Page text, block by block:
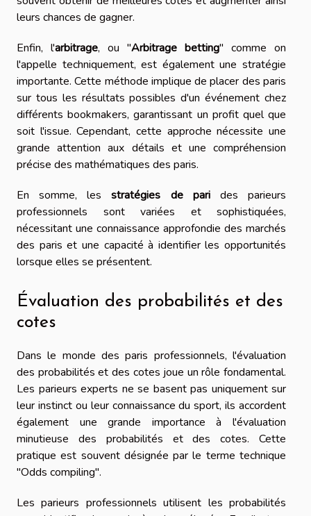
leurs chances de gagner.
Enfin, l'arbitrage, ou "Arbitrage betting" comme on
l'appelle techniquement, est également une stratégie
importante. Cette méthode implique de placer des paris
sur tous les résultats possibles d'un événement chez
différents bookmakers, garantissant un profit quel que
soit l'issue. Cependant, cette approche nécessite une
grande attention aux détails et une compréhension
précise des mathématiques des paris.
En somme, lesstratégies de parides parieurs
professionnels sont variées et sophistiquées,
nécessitant une connaissance approfondie des marchés
des paris et une capacité à identifier les opportunités
lorsque elles se présentent.
Évaluation des probabilités et des
cotes
Dans le monde des paris professionnels, l'évaluation
des probabilités et des cotes joue un rôle fondamental.
Les parieurs experts ne se basent pas uniquement sur
leur instinct ou leur connaissance du sport, ils accordent
également une grande importance à l'évaluation
minutieuse des probabilités et des cotes. Cette
pratique est souvent désignée par le terme technique
"Odds compiling".
Les parieurs professionnels utilisent les probabilités